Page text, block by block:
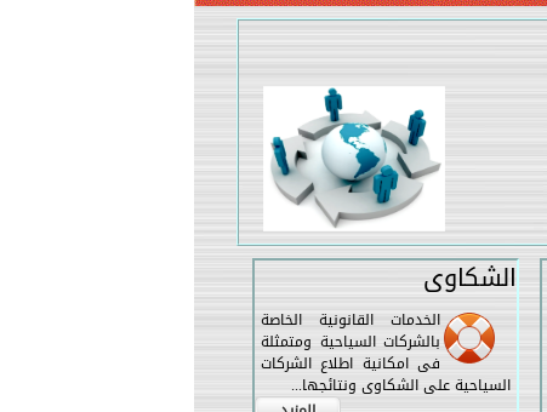
الشكاوى
الخدمات القانونية الخاصة
بالشركات السياحية ومتمثلة
فى امكانية اطلاع الشركات
السياحية على الشكاوى ونتائجها...